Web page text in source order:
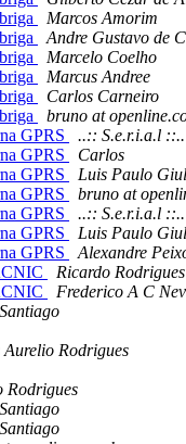
Marcos Amorim
Andre Gustavo de
Marcelo Coelho
Marcus Andree
Carlos Carneiro
bruno at
GPRS
..:: S.e.r.i.a.l ::..
GPRS
Carlos
GPRS
Luis Paulo
GPRS
bruno at
GPRS
..:: S.e.r.i.a.l ::..
GPRS
Luis Paulo
GPRS
Alexandre
Ricardo Rodrigues
Frederico A C
Aurelio Rodrigues
Rodrigues